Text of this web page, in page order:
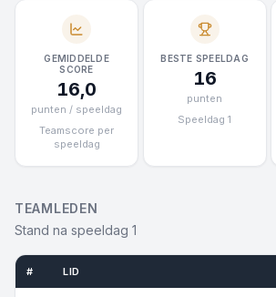
GEMIDDELDE
SCORE
16,0
punten / speeldag
Teamscore per
speeldag
BESTE SPEELDAG
16
punten
Speeldag 1
TEAMLEDEN
Stand na speeldag 1
# LID